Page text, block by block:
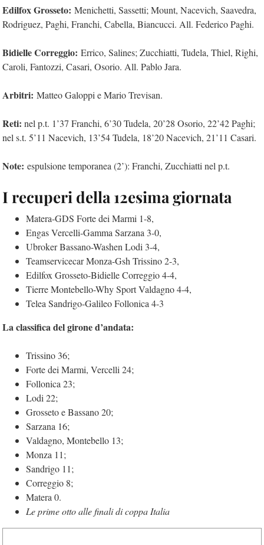
Edilfox Grosseto: Menichetti, Sassetti; Mount, Nacevich, Saavedra,
Rodriguez, Paghi, Franchi, Cabella, Biancucci. All. Federico Paghi.
Bidielle Correggio: Errico, Salines; Zucchiatti, Tudela, Thiel, Righi,
Caroli, Fantozzi, Casari, Osorio. All. Pablo Jara.
Arbitri: Matteo Galoppi e Mario Trevisan.
Reti: nel p.t. 1’37 Franchi, 6’30 Tudela, 20’28 Osorio, 22’42 Paghi;
nel s.t. 5’11 Nacevich, 13’54 Tudela, 18’20 Nacevich, 21’11 Casari.
Note: espulsione temporanea (2’): Franchi, Zucchiatti nel p.t.
I recuperi della 12esima giornata
Matera-GDS Forte dei Marmi 1-8,
Engas Vercelli-Gamma Sarzana 3-0,
Ubroker Bassano-Washen Lodi 3-4,
Teamservicecar Monza-Gsh Trissino 2-3,
Edilfox Grosseto-Bidielle Correggio 4-4,
Tierre Montebello-Why Sport Valdagno 4-4,
Telea Sandrigo-Galileo Follonica 4-3
La classifica del girone d’andata:
Trissino 36;
Forte dei Marmi, Vercelli 24;
Follonica 23;
Lodi 22;
Grosseto e Bassano 20;
Sarzana 16;
Valdagno, Montebello 13;
Monza 11;
Sandrigo 11;
Correggio 8;
Matera 0.
Le prime otto alle finali di coppa Italia